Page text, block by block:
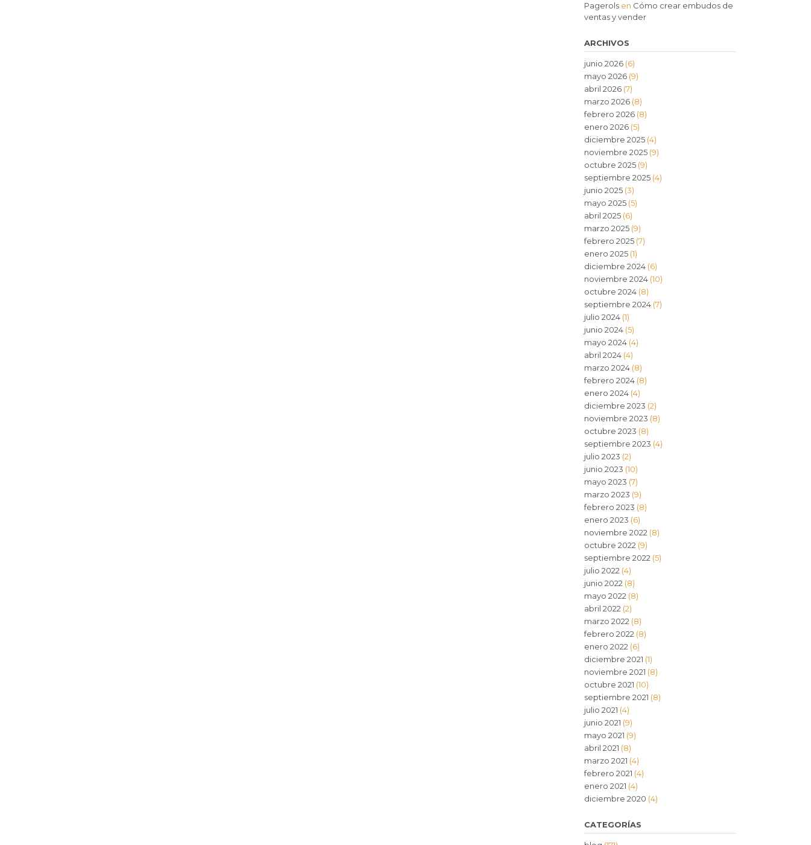
Pagerolsen Cómo crear embudos de
ventas y vender
ARCHIVOS
junio 2026(6)
mayo 2026(9)
abril 2026(7)
marzo 2026(8)
febrero 2026(8)
enero 2026(5)
diciembre 2025(4)
noviembre 2025(9)
octubre 2025(9)
septiembre 2025(4)
junio 2025(3)
mayo 2025(5)
abril 2025(6)
marzo 2025(9)
febrero 2025(7)
enero 2025(1)
diciembre 2024(6)
noviembre 2024(10)
octubre 2024(8)
septiembre 2024(7)
julio 2024(1)
junio 2024(5)
mayo 2024(4)
abril 2024(4)
marzo 2024(8)
febrero 2024(8)
enero 2024(4)
diciembre 2023 (2)
noviembre 2023 (8)
octubre 2023 (8)
septiembre 2023 (4)
julio 2023 (2)
junio 2023 (10)
mayo 2023 (7)
marzo 2023 (9)
febrero 2023 (8)
enero 2023 (6)
noviembre 2022 (8)
octubre 2022 (9)
septiembre 2022 (5)
julio 2022 (4)
junio 2022 (8)
mayo 2022 (8)
abril 2022 (2)
marzo 2022 (8)
febrero 2022 (8)
enero 2022 (6)
diciembre 2021 (1)
noviembre 2021 (8)
octubre 2021 (10)
septiembre 2021 (8)
julio 2021 (4)
junio 2021 (9)
mayo 2021 (9)
abril 2021 (8)
marzo 2021 (4)
febrero 2021 (4)
enero 2021 (4)
diciembre 2020 (4)
CATEGORÍAS